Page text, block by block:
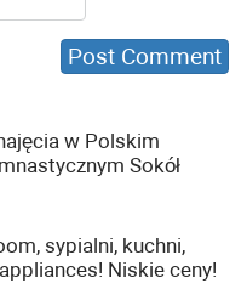
w Polskim
Sokół
sypialni, kuchni,
Niskie ceny!